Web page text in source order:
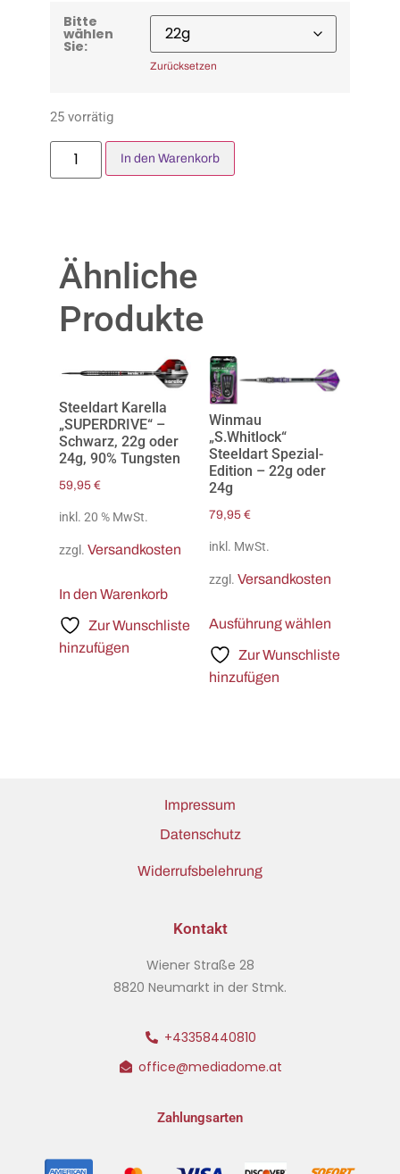
Bitte
wählen
Sie:
Zurücksetzen
25 vorrätig
In den Warenkorb
Ähnliche
Produkte
Steeldart Karella
„SUPERDRIVE“ –
Schwarz, 22g oder
24g, 90% Tungsten
59,95 €
inkl. 20 % MwSt.
zzgl. Versandkosten
In den Warenkorb
Zur Wunschliste
hinzufügen
Winmau
„S.Whitlock“
Steeldart Spezial-
Edition – 22g oder
24g
79,95 €
inkl. MwSt.
zzgl. Versandkosten
Ausführung wählen
Zur Wunschliste
hinzufügen
Impressum
Datenschutz
Widerrufsbelehrung
Kontakt
Wiener Straße 28
8820 Neumarkt in der Stmk.
+43358440810
office@mediadome.at
Zahlungsarten